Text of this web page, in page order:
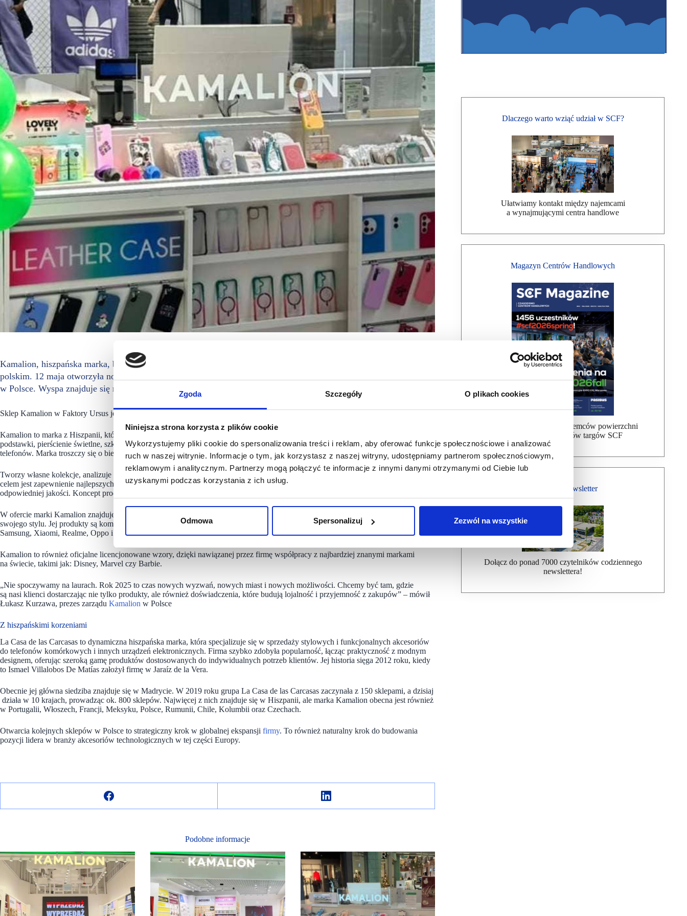
Zgoda Szczegóły O plikach cookies
Niniejsza strona korzysta z plików cookie
Wykorzystujemy pliki cookie do spersonalizowania treści i reklam, aby oferować funkcje społecznościowe i analizować
ruch w naszej witrynie. Informacje o tym, jak korzystasz z naszej witryny, udostępniamy partnerom społecznościowym,
reklamowym i analitycznym. Partnerzy mogą połączyć te informacje z innymi danymi otrzymanymi od Ciebie lub
uzyskanymi podczas korzystania z ich usług.
Odmowa Spersonalizuj Zezwól na wszystkie
Kamalion, hiszpańska marka, będąca częścią grupy La Casa De Las Carcasas, kontynuuje ekspansję na rynku
polskim. 12 maja otworzyła nową punkt w Centrum Handlowym Factory Ursus. Jest to 28. lokalizacja marki
w Polsce. Wyspa znajduje się między salonami adidas i Asics.
Sklep Kamalion w Faktory Ursus jest kolejną lokalizacją marki w Warszawie.
Kamalion to marka z Hiszpanii, która oferuje szeroki katalog akcesoriów i najnowszej technologii: słuchawki bezprzewodowe,
podstawki, pierścienie świetlne, szkło hartowane, ochraniacze na aparaty i wiele innych, kompatybilnych z ponad 600 modelami
telefonów. Marka troszczy się o bieżące potrzeby klientów, ale też przewiduje i łatwo dostosowuje się do aktualnych trendów.
Tworzy własne kolekcje, analizuje nowe kierunki, style, uważnie śledzi to, co dzieje się na arenie międzynarodowej. Jej głównym
celem jest zapewnienie najlepszych produktów oraz poszukiwanie spójności między stylem, nowością, a także materiałami
odpowiedniej jakości. Koncept produktów Kamalion opiera się na trzech filarach: moda, elegancja i oryginalność.
W ofercie marki Kamalion znajduje się szeroka gama akcesoriów, które nie tylko chronią sprzęt, ale także dają możliwość pokazania
swojego stylu. Jej produkty są kompatybilne z ponad 600 modelami telefonów, obejmującymi popularne marki, takie jak iPhone,
Samsung, Xiaomi, Realme, Oppo i Huawei.
Kamalion to również oficjalne licencjonowane wzory, dzięki nawiązanej przez firmę współpracy z najbardziej znanymi markami
na świecie, takimi jak: Disney, Marvel czy Barbie.
„Nie spoczywamy na laurach. Rok 2025 to czas nowych wyzwań, nowych miast i nowych możliwości. Chcemy być tam, gdzie
są nasi klienci dostarczając nie tylko produkty, ale również doświadczenia, które budują lojalność i przyjemność z zakupów” – mówił
Łukasz Kurzawa, prezes zarządu Kamalion w Polsce
Z hiszpańskimi korzeniami
La Casa de las Carcasas to dynamiczna hiszpańska marka, która specjalizuje się w sprzedaży stylowych i funkcjonalnych akcesoriów
do telefonów komórkowych i innych urządzeń elektronicznych. Firma szybko zdobyła popularność, łącząc praktyczność z modnym
designem, oferując szeroką gamę produktów dostosowanych do indywidualnych potrzeb klientów. Jej historia sięga 2012 roku, kiedy
to Ismael Villalobos De Matías założył firmę w Jaraíz de la Vera.
Obecnie jej główna siedziba znajduje się w Madrycie. W 2019 roku grupa La Casa de las Carcasas zaczynała z 150 sklepami, a dzisiaj
działa w 10 krajach, prowadząc ok. 800 sklepów. Najwięcej z nich znajduje się w Hiszpanii, ale marka Kamalion obecna jest również
w Portugalii, Włoszech, Francji, Meksyku, Polsce, Rumunii, Chile, Kolumbii oraz Czechach.
Otwarcia kolejnych sklepów w Polsce to strategiczny krok w globalnej ekspansji firmy. To również naturalny krok do budowania
pozycji lidera w branży akcesoriów technologicznych w tej części Europy.
Podobne informacje
Dlaczego warto wziąć udział w SCF?
Ułatwiamy kontakt między najemcami
a wynajmującymi centra handlowe
Magazyn Centrów Handlowych
Bezpłatna wysyłka dla najemców powierzchni
handlowej, uczestników targów SCF
Bezpłatny Newsletter
Dołącz do ponad 7000 czytelników codziennego
newslettera!